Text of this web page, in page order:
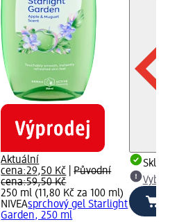
Aktuální
cena:29,50 Kč |Původní
cena:59,50 Kč
250 ml (11,80 Kč za 100 ml)
NIVEAsprchový gel Starlight
Garden, 250 ml